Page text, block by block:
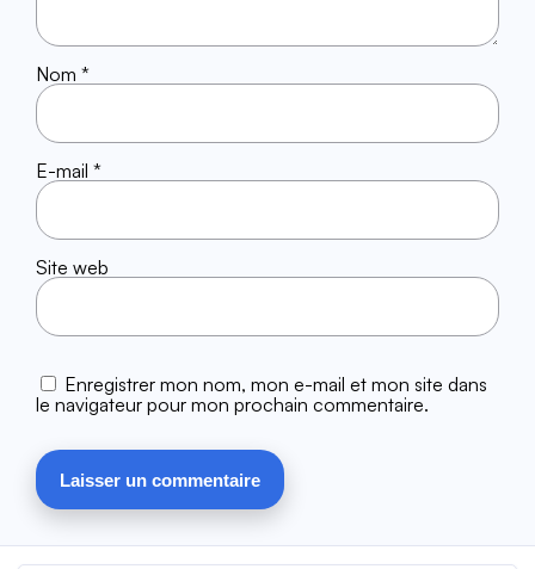
Nom *
E-mail *
Site web
Enregistrer mon nom, mon e-mail et mon site dans
le navigateur pour mon prochain commentaire.